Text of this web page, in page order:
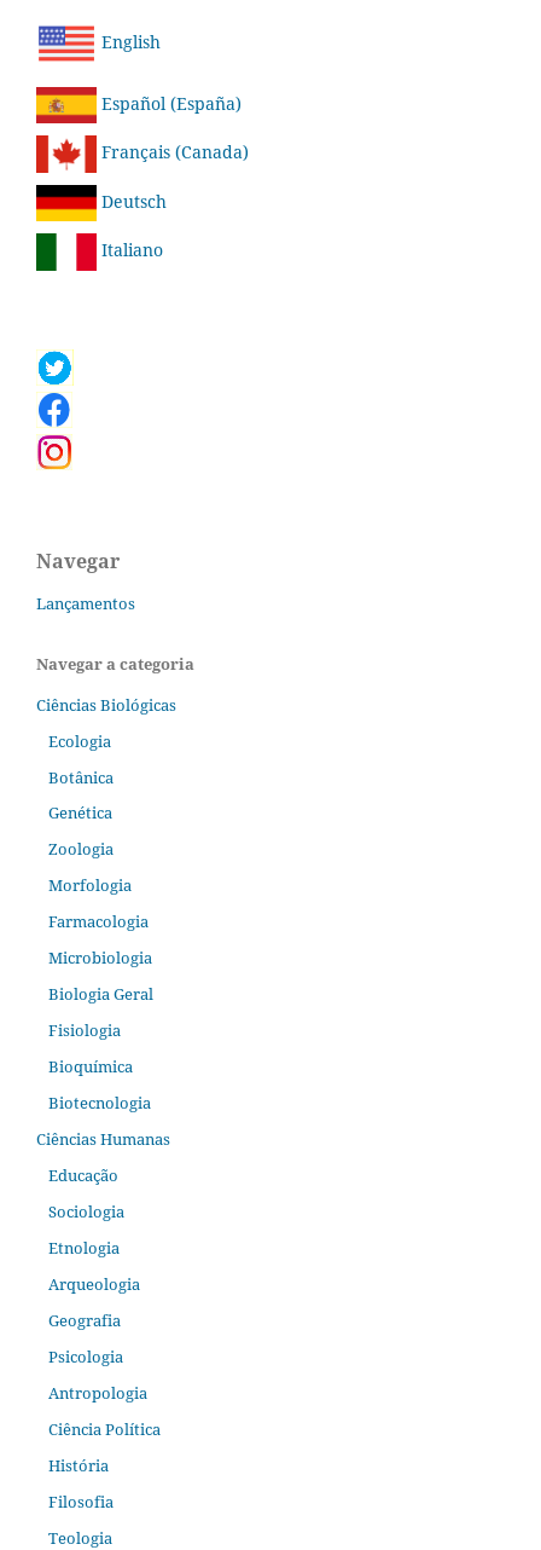
English
Español (España)
Français (Canada)
Deutsch
Italiano
Navegar
Lançamentos
Navegar a categoria
Ciências Biológicas
Ecologia
Botânica
Genética
Zoologia
Morfologia
Farmacologia
Microbiologia
Biologia Geral
Fisiologia
Bioquímica
Biotecnologia
Ciências Humanas
Educação
Sociologia
Etnologia
Arqueologia
Geografia
Psicologia
Antropologia
Ciência Política
História
Filosofia
Teologia